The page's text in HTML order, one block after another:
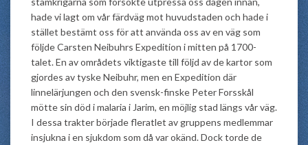
hade vi lagt om vår färdväg mot huvudstaden och hade i
stället bestämt oss för att använda oss av en väg som
följde Carsten Neibuhrs Expedition i mitten på 1700-
talet. En av områdets viktigaste till följd av de kartor som
gjordes av tyske Neibuhr, men en Expedition där
linnelärjungen och den svensk-finske Peter Forsskål
mötte sin död i malaria i Jarim, en möjlig stad längs vår väg.
I dessa trakter började fleratlet av gruppens medlemmar
insjukna i en sjukdom som då var okänd. Dock torde de